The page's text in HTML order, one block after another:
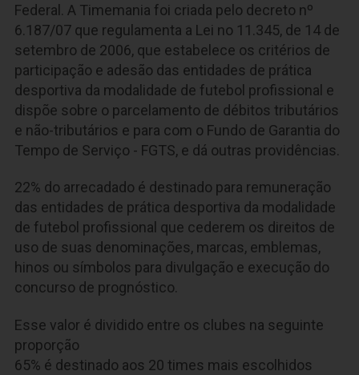
Federal. A Timemania foi criada pelo decreto nº
6.187/07 que regulamenta a Lei no 11.345, de 14 de
setembro de 2006, que estabelece os critérios de
participação e adesão das entidades de prática
desportiva da modalidade de futebol profissional e
dispõe sobre o parcelamento de débitos tributários
e não-tributários e para com o Fundo de Garantia do
Tempo de Serviço - FGTS, e dá outras providências.
22% do arrecadado é destinado para remuneração
das entidades de prática desportiva da modalidade
de futebol profissional que cederem os direitos de
uso de suas denominações, marcas, emblemas,
hinos ou símbolos para divulgação e execução do
concurso de prognóstico.
Esse valor é dividido entre os clubes na seguinte
proporção
65% é destinado aos 20 times mais escolhidos